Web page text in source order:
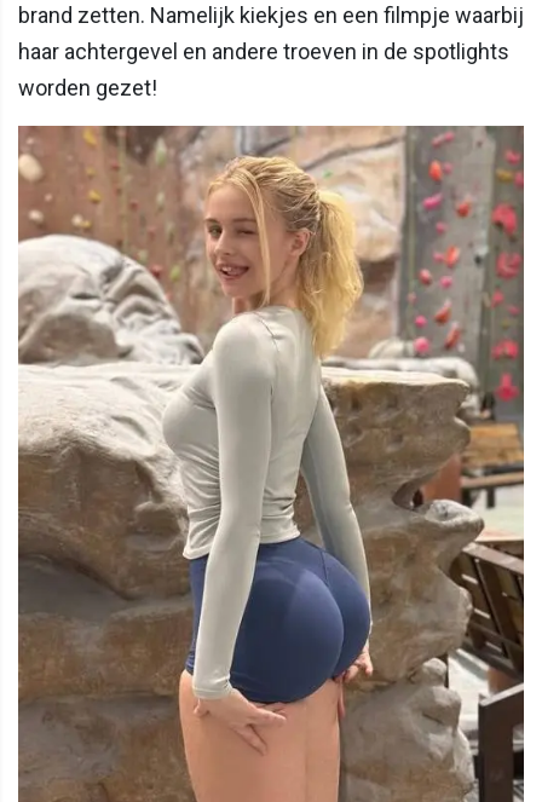
brand zetten. Namelijk kiekjes en een filmpje waarbij
haar achtergevel en andere troeven in de spotlights
worden gezet!